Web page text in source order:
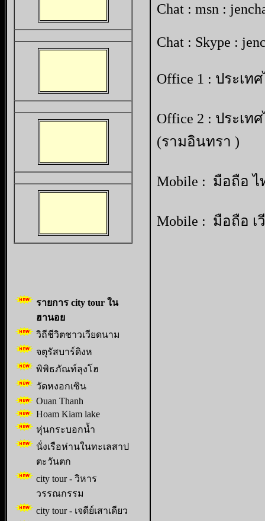
รายการ city tour ใน
ฮานอย
วิถีชีวิตชาวเวียดนาม
จตุรัสบาร์ดิงห
พิพิธภัณท์ลุงโฮ
วัดหงอกเซิน
Ouan Thanh
Hoam Kiam lake
หุ่นกระบอกน้ำ
นั่งเรือห่านในทะเลสาป
ตะวันตก
city tour - วิหาร
วรรณกรรม
city tour - เจดีย์เสาเดียว
Chat : msn :
Chat : Skype :
Office 1 : ประเท
Office 2 : ประเท
(รามอินทรา )
Mobile : มือถือ ไท
Mobile : มือถือ เ